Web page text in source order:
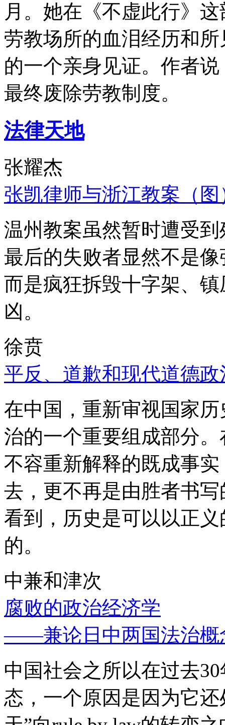
月。她在《不虚此行》
劳教场所的血泪经历和
的一个亲身见证。作者
最终废除劳教制度。
法律天地
张耀杰
张凯律师与浙江教案（图
温州教案虽然暂时遭受
最后的失败者显然不是
而是疯狂拆毁十字架、
凶。
徐贲
平反、道歉和现代道德政
在中国，重新审视国家
治的一个重要组成部分
不容重新解释的既成事
去，更不再是由胜者书
看到，历史是可以以正
的。
中兼和津次
腐败的政治经济学
——兼论日中两国法治概
中国社会之所以在过去
态，一个原因是因为它